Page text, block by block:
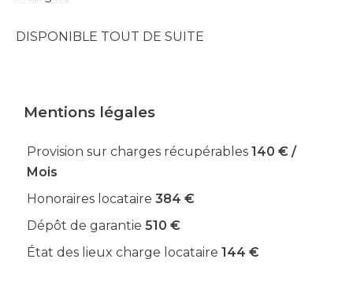
DISPONIBLE TOUT DE SUITE
Mentions légales
Provision sur charges récupérables 140 € /
Mois
Honoraires locataire 384 €
Dépôt de garantie 510 €
État des lieux charge locataire 144 €